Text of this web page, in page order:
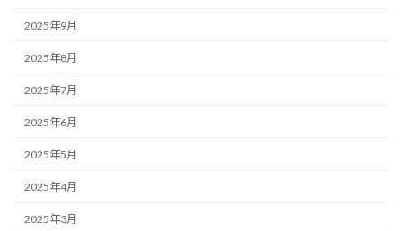
2025年9月
2025年8月
2025年7月
2025年6月
2025年5月
2025年4月
2025年3月